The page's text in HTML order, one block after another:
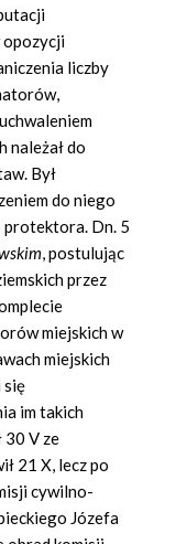
opozycji
liczby
należał do
Był
do niego
protektora. Dn. 5
,postulując
przez
miejskich w
miejskich
się
im takich
30 V ze
21 X, lecz po
cywilno-
Józefa